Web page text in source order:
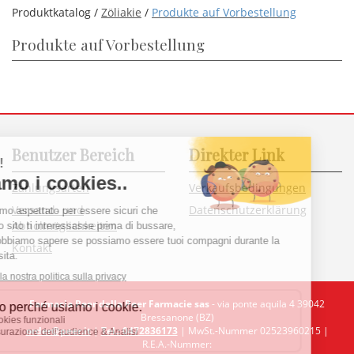
Produktkatalog / Zöliakie / Produkte auf Vorbestellung
Produkte auf Vorbestellung
Benutzer Bereich
Zahlungsarten
Versand- und
Abholmöglichkeiten
Kontakt
Direkter Link
Verkaufsbedingungen
Datenschutzerklärung
Farmacia Peer della Peer Farmacie sas- via ponte aquila 4 39042
Bressanone (BZ)
order@peer.it| Tel.: 0472836173 | MwSt.-Nummer 02523960215 |
R.E.A.-Nummer: